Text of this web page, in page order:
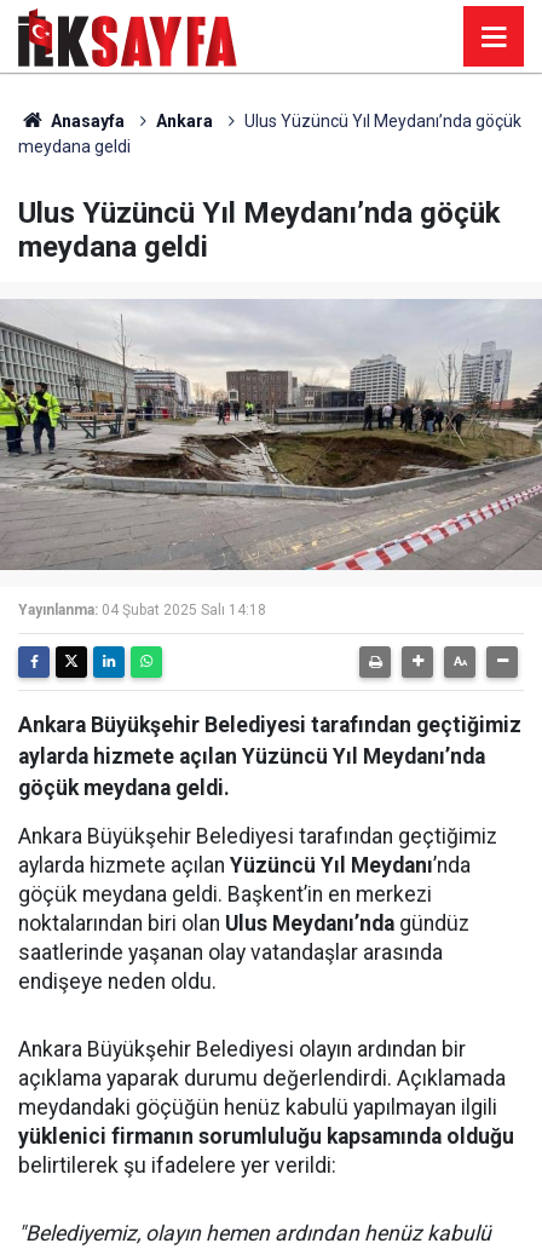
Anasayfa Ankara
Ulus Yüzüncü Yıl Meydanı’nda göçük
meydana geldi
Ulus Yüzüncü Yıl Meydanı’nda göçük
meydana geldi
Yayınlanma: 04 Şubat 2025 Salı 14:18
Ankara Büyükşehir Belediyesi tarafından geçtiğimiz
aylarda hizmete açılan Yüzüncü Yıl Meydanı’nda
göçük meydana geldi.
Ankara Büyükşehir Belediyesi tarafından geçtiğimiz
aylarda hizmete açılan Yüzüncü Yıl Meydanı’nda
göçük meydana geldi. Başkent’in en merkezi
noktalarından biri olan Ulus Meydanı’nda gündüz
saatlerinde yaşanan olay vatandaşlar arasında
endişeye neden oldu.
Ankara Büyükşehir Belediyesi olayın ardından bir
açıklama yaparak durumu değerlendirdi. Açıklamada
meydandaki göçüğün henüz kabulü yapılmayan ilgili
yüklenici firmanın sorumluluğu kapsamında olduğu
belirtilerek şu ifadelere yer verildi:
"Belediyemiz, olayın hemen ardından henüz kabulü